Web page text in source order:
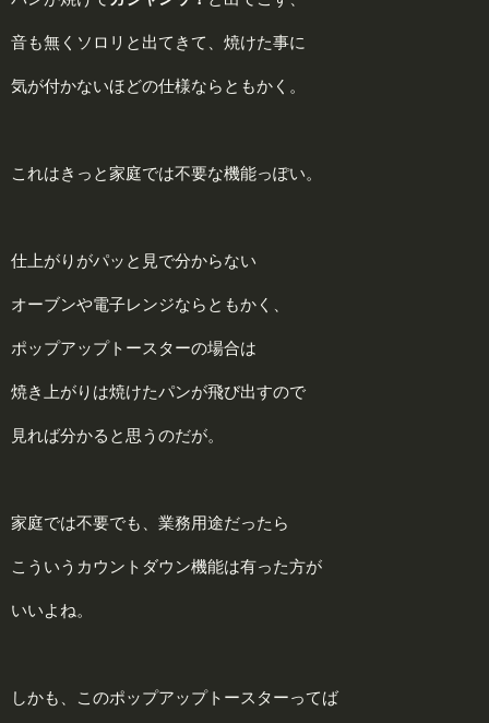
音も無くソロリと出てきて、焼けた事に
気が付かないほどの仕様ならともかく。
これはきっと家庭では不要な機能っぽい。
仕上がりがパッと見で分からない
オーブンや電子レンジならともかく、
ポップアップトースターの場合は
焼き上がりは焼けたパンが飛び出すので
見れば分かると思うのだが。
家庭では不要でも、業務用途だったら
こういうカウントダウン機能は有った方が
いいよね。
しかも、このポップアップトースターってば